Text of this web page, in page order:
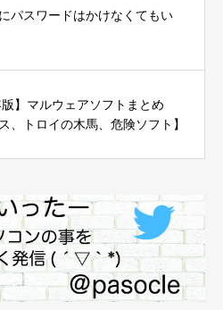
パスワードはかけなくてもい
版】マルウェアソフトまとめ
、トロイの木馬、危険ソフト】